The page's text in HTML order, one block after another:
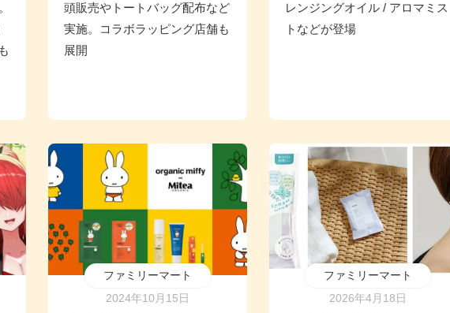
頭販売やトートバッグ配布など
実施。コラボラッピング店舗も
展開
レンジングオイル / アロマミス
トなどが登場
ファミリーマート
2024年10月15日
ファミリーマート
2026年4月18日